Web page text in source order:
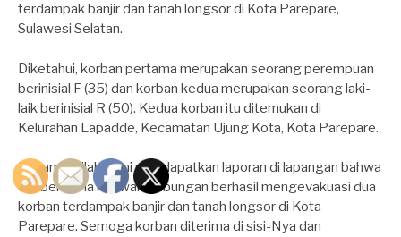
terdampak banjir dan tanah longsor di Kota Parepare,
Sulawesi Selatan.
Diketahui, korban pertama merupakan seorang perempuan
berinisial F (35) dan korban kedua merupakan seorang laki-
laik berinisial R (50). Kedua korban itu ditemukan di
Kelurahan Lapadde, Kecamatan Ujung Kota, Kota Parepare.
“Alhamdulillah kami mendapatkan laporan di lapangan bahwa
tim bersama relawan gabungan berhasil mengevakuasi dua
korban terdampak banjir dan tanah longsor di Kota
Parepare. Semoga korban diterima di sisi-Nya dan